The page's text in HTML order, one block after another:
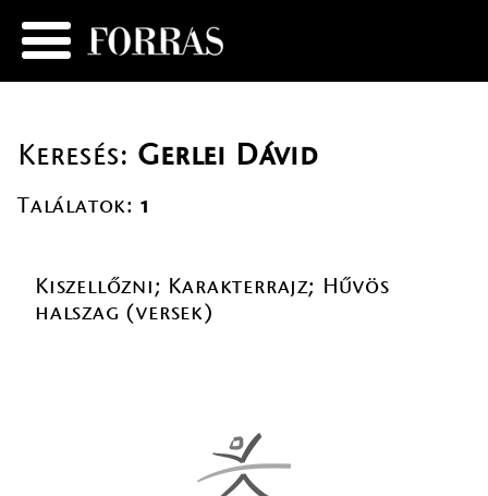
Keresés: Gerlei Dávid
Találatok: 1
Kiszellőzni; Karakterrajz; Hűvös
halszag (versek)